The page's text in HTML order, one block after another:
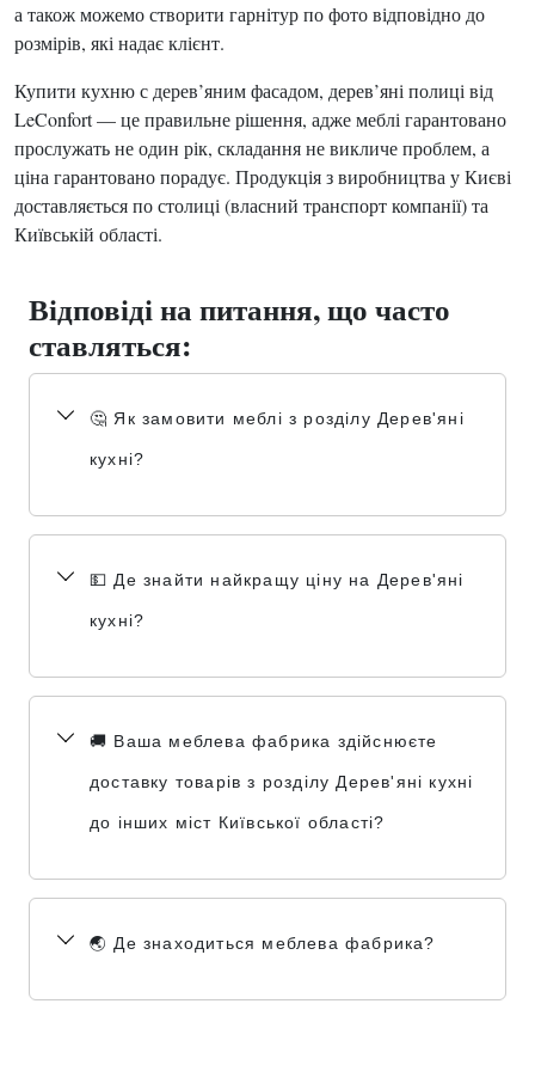
а також можемо створити гарнітур по фото відповідно до
розмірів, які надає клієнт.
Купити кухню с дерев’яним фасадом, дерев’яні полиці від
LeConfort — це правильне рішення, адже меблі гарантовано
прослужать не один рік, складання не викличе проблем, а
ціна гарантовано порадує. Продукція з виробництва у Києві
доставляється по столиці (власний транспорт компанії) та
Київській області.
Відповіді на питання, що часто
ставляться:
🤔 Як замовити меблі з розділу Дерев'яні
кухні?
💵 Де знайти найкращу ціну на Дерев'яні
кухні?
🚚 Ваша меблева фабрика здійснюєте
доставку товарів з розділу Дерев'яні кухні
до інших міст Київської області?
🌏 Де знаходиться меблева фабрика?